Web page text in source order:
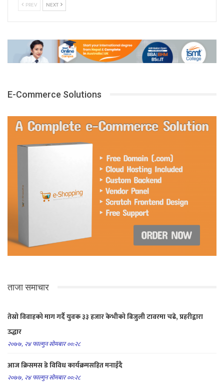
PREV NEXT
E-Commerce Solutions
ताजा समाचार
तेस्रो विवाहको माग गर्दै युवक ३३ हजार केभीको बिजुली टावरमा चढे, प्रहरीद्वारा
उद्धार
२०७७, २४ फाल्गुन सोमबार ००:२८
आज क्रिसमस डे विविध कार्यक्रमसहित मनाइँदै
२०७७, २४ फाल्गुन सोमबार ००:२८